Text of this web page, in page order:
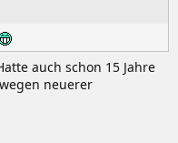
auch schon 15 Jahre
neuerer